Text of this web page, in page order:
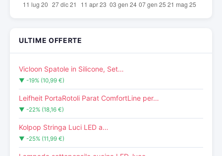
ULTIME OFFERTE
Vicloon Spatole in Silicone, Set…
▼ -19% (10,99 €)
Leifheit PortaRotoli Parat ComfortLine per…
▼ -22% (18,16 €)
Kolpop Stringa Luci LED a…
▼ -25% (11,99 €)